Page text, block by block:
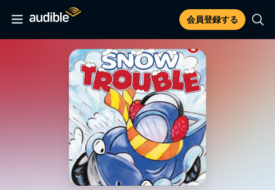
会員登録する